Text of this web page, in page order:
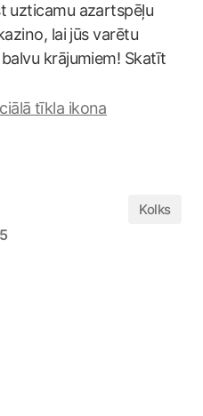
uzticamu azartspēļu
lai jūs varētu
krājumiem! Skatīt
Kolks